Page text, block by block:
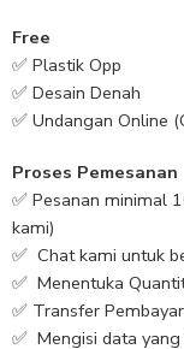
Free
✅ Plastik Opp
✅ Desain Denah
✅ Undangan Online
Proses Pemesanan
✅ Pesanan minimal
kami)
✅ Chat kami untuk
✅ Menentuka
✅ Transfer
✅ Mengisi data yang